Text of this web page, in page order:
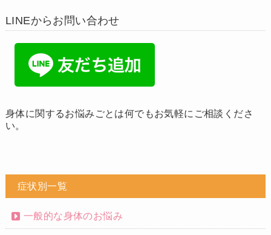
LINEからお問い合わせ
身体に関するお悩みごとは何でもお気軽にご相談くださ
い。
症状別一覧
一般的な身体のお悩み